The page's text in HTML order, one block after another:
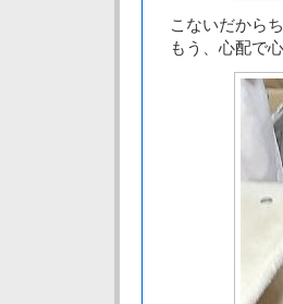
こないだから
もう、心配で心